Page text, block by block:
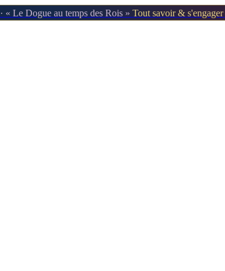
· « Le Dogue au temps des Rois » Tout savoir &